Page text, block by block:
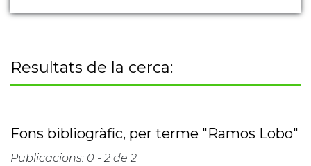
Resultats de la cerca:
Fons bibliogràfic, per terme "Ramos Lobo"
Publicacions: 0 - 2 de 2